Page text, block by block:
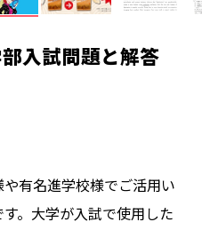
入試問題と解答
有名進学校様でご活用い
。大学が入試で使用した